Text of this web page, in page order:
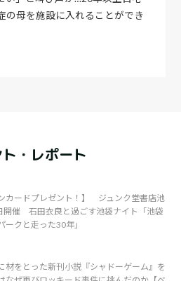
の母を施設に入れることができ
・レポート
カードプレゼント！】 ジュンク堂書店池
開催 石田衣良と過ごす池袋ナイト「池袋
ークと走った30年」
材をとった新刊小説『シャドーゲーム』を